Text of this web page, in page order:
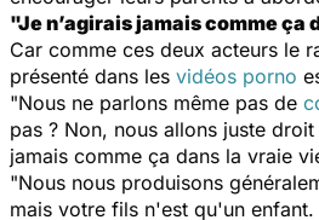
"Je n’agirais jamais comme ça
Car comme ces deux acteurs le
présenté dans les vidéos porno
"Nous ne parlons même pas de
pas ? Non, nous allons juste
jamais comme ça dans la vraie
"Nous nous produisons
mais votre fils n'est qu'un